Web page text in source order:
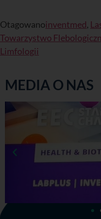
Otagowanoinventmed,
Towarzystwo
Limfologii
MEDIA O NAS